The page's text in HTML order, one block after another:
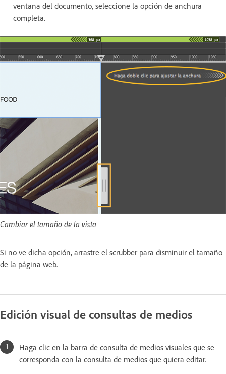
ventana del documento, seleccione la opción de anchura
completa.
Cambiar el tamaño de la vista
Si no ve dicha opción, arrastre el scrubber para disminuir el tamaño
de la página web.
Edición visual de consultas de medios
Haga clic en la barra de consulta de medios visuales que se
corresponda con la consulta de medios que quiera editar.